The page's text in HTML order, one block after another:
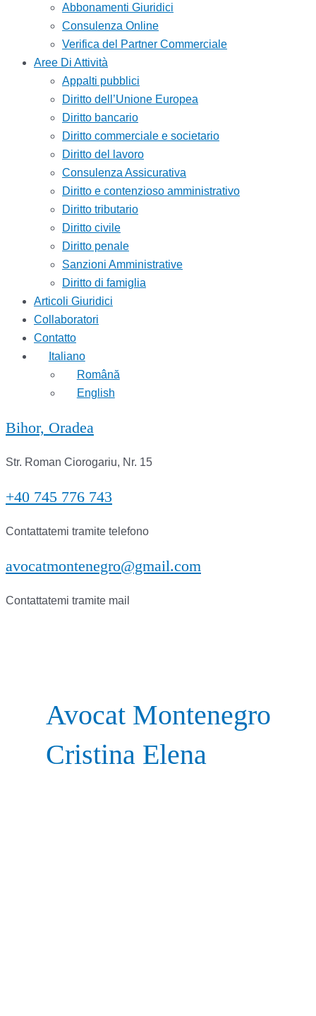
Abbonamenti Giuridici
Consulenza Online
Verifica del Partner Commerciale
Aree Di Attività
Appalti pubblici
Diritto dell’Unione Europea
Diritto bancario
Diritto commerciale e societario
Diritto del lavoro
Consulenza Assicurativa
Diritto e contenzioso amministrativo
Diritto tributario
Diritto civile
Diritto penale
Sanzioni Amministrative
Diritto di famiglia
Articoli Giuridici
Collaboratori
Contatto
Italiano
Română
English
Bihor, Oradea
Str. Roman Ciorogariu, Nr. 15
+40 745 776 743
Contattatemi tramite telefono
avocatmontenegro@gmail.com
Contattatemi tramite mail
Avocat Montenegro
Cristina Elena